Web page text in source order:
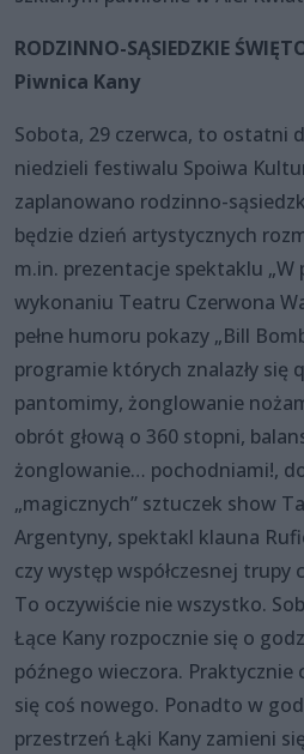
RODZINNO-SĄSIEDZKIE
Piwnica Kany
Sobota, 29 czerwca, to ostatni
niedzieli festiwalu Spoiwa
zaplanowano rodzinno-
będzie dzień artystycznych
m.in. prezentacje spektaklu „W
wykonaniu Teatru Czerwona
pełne humoru pokazy „Bill
programie których znalazły się
pantomimy, żonglowanie
obrót głową o 360 stopni,
żonglowanie… pochodniami!,
„magicznych” sztuczek show
Argentyny, spektakl klauna
czy występ współczesnej trupy
To oczywiście nie wszystko.
Łące Kany rozpocznie się o
późnego wieczora. Praktycznie
się coś nowego. Ponadto w
przestrzeń Łąki Kany zamieni